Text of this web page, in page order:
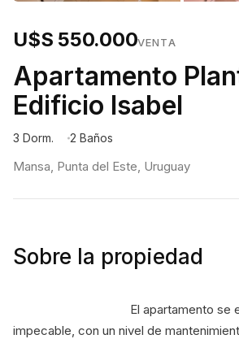
U$S 550.000VENTA
Apartamento
Edificio Isabel
3 Dorm. 2 Baños
Mansa, Punta del Este, Uruguay
Sobre la propiedad
impecable, con un nivel de